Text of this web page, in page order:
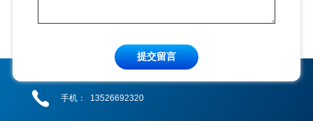
提交留言
手机： 13526692320